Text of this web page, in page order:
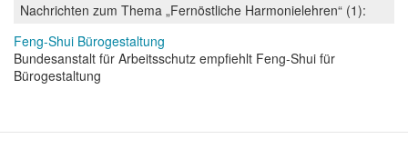
Nachrichten zum Thema „Fernöstliche Harmonielehren“ (1):
Feng-Shui Bürogestaltung
Bundesanstalt für Arbeitsschutz empfiehlt Feng-Shui für
Bürogestaltung